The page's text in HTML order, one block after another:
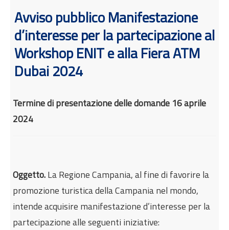
Normativa
Modulistica
Come fare per
Attrazione degli investimenti
Internazionalizzazione
Sei qui:Home
Incentivi e agevolazioni
Turismo, cultura e spettacolo
Avviso pubblico Manifestazione d’interesse per la
Avviso pubblico Manifestazione
d’interesse per la partecipazione al
Workshop ENIT e alla Fiera ATM
Dubai 2024
Termine di presentazione delle domande 16 aprile
2024
Oggetto.La Regione Campania, al fine di favorire la
promozione turistica della Campania nel mondo,
intende acquisire manifestazione d’interesse per la
partecipazione alle seguenti iniziative: